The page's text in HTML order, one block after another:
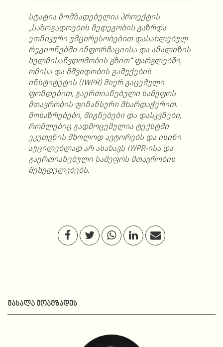
სტატია მომზადებულია პროექტის
,,საზოგადოების მედეგობის გაზრდა
ეთნიკური უმცირესობებით დასახლებულ
რეგიონებში ინფორმაციისა და ანალიზის
ხელმისაწვდომობის გზით“ ფარგლებში,
ომისა და მშვიდობის გაშუქების
ინსტიტუტის (IWPR) მიერ გაცემული
ფონდებით, გაერთიანებული სამეფოს
მთავრობის ფინანსური მხარდაჭერით.
მოსაზრებები, მიგნებები და დასკვნები,
რომლებიც გადმოცემულია ტექსტში
ეკუთვნის მხოლოდ ავტორებს და ისინი
აუცილებლად არ ასახავს IWPR-ისა და
გაერთიანებული სამეფოს მთავრობის
შეხედულებებს.
ᲛᲐᲡᲐᲚᲐ ᲛᲝᲐᲛᲖᲐᲓᲔᲡ